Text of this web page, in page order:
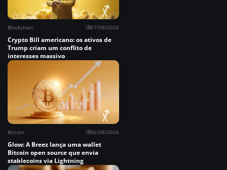
Blockchain 07/08/2026
Crypto Bill americano: os ativos de
Trump criam um conflito de
interesses massivo
Bitcoin 06/08/2026
Glow: A Breez lança uma wallet
Bitcoin open source que envia
stablecoins via Lightning